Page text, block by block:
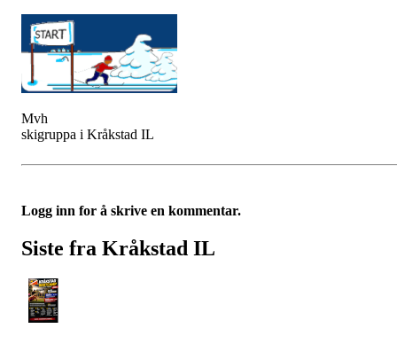
Mvh
skigruppa i Kråkstad IL
Logg inn for å skrive en kommentar.
Siste fra Kråkstad IL